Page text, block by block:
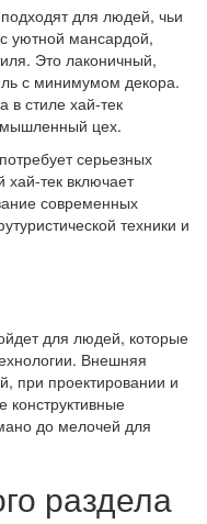
для людей, чьи
уютной мансардой,
Это лаконичный,
с минимумом декора.
в стиле хай-тек
цех.
серьезных
тек включает
современных
техники и
для людей, которые
Внешняя
при проектировании и
конструктивные
до мелочей для
раздела